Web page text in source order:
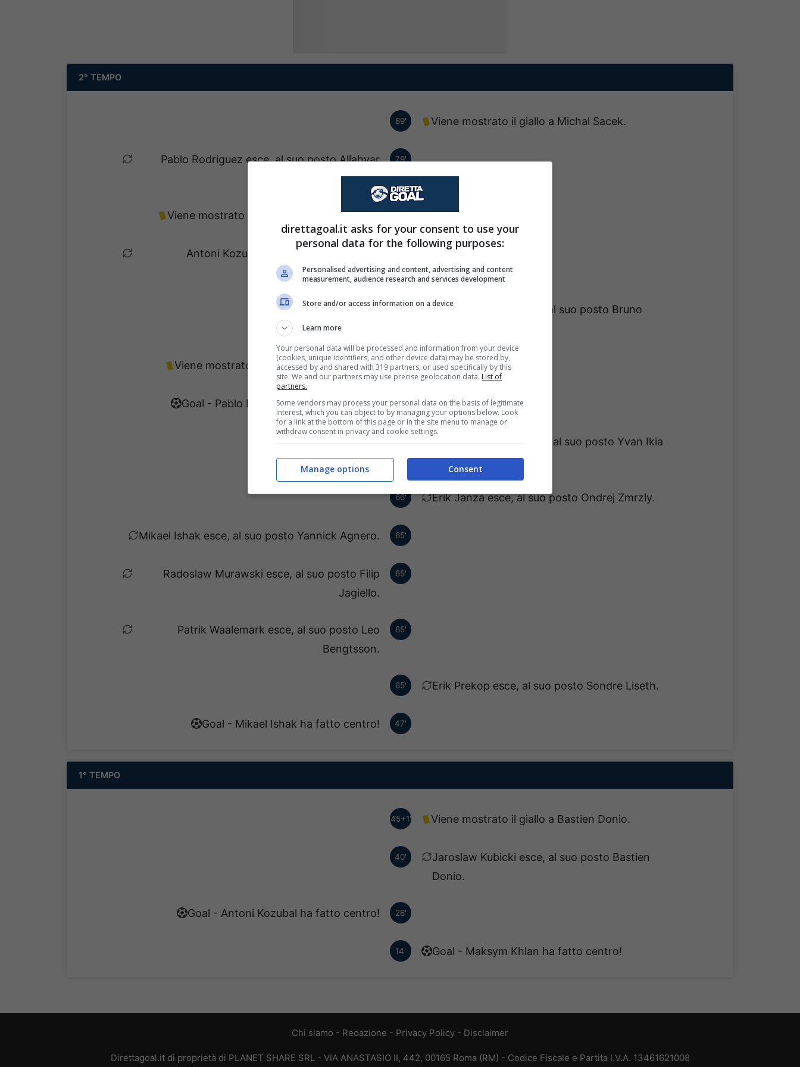
2° TEMPO
89' Viene mostrato il giallo a Michal Sacek.
79'
Pablo Rodriguez esce, al suo posto Allahyar
Sayyadmanesh.
76'
Viene mostrato il giallo a Gisli Thordarson.
Antoni Kozubal esce, al suo posto Gisli
Thordarson.
73'
Kacper Urbanski esce, al suo posto Bruno
71'
Viene mostrato il giallo a Antoni Kozubal.
69'
Goal - Pablo Rodriguez ha fatto centro!
Taofeek Ismaheel esce, al suo posto Yvan Ikia
Dimi.
66' Erik Janza esce, al suo posto Ondrej Zmrzly.
65'
Mikael Ishak esce, al suo posto Yannick Agnero.
65'
Radoslaw Murawski esce, al suo posto Filip
Jagiello.
65'
Patrik Waalemark esce, al suo posto Leo
Bengtsson.
65' Erik Prekop esce, al suo posto Sondre Liseth.
47'
Goal - Mikael Ishak ha fatto centro!
1° TEMPO
45+1' Viene mostrato il giallo a Bastien Donio.
40'
Jaroslaw Kubicki esce, al suo posto Bastien
Donio.
26'
Goal - Antoni Kozubal ha fatto centro!
14' Goal - Maksym Khlan ha fatto centro!
Chi siamo - Redazione - Privacy Policy - Disclaimer
Direttagoal.it di proprietà di PLANET SHARE SRL - VIA ANASTASIO II, 442, 00165 Roma (RM) - Codice Fiscale e Partita I.V.A. 13461621008
direttagoal.it asks for your consent to use your
personal data for the following purposes:
Personalised advertising and content, advertising and content
measurement, audience research and services development
Store and/or access information on a device
Learn more
Your personal data will be processed and information from your device
(cookies, unique identifiers, and other device data) may be stored by,
accessed by and shared with 319 partners, or used specifically by this
site. We and our partners may use precise geolocation data. List of
partners.
Some vendors may process your personal data on the basis of legitimate
interest, which you can object to by managing your options below. Look
for a link at the bottom of this page or in the site menu to manage or
withdraw consent in privacy and cookie settings.
Consent
Manage options